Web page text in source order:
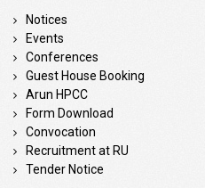
Notices
Events
Conferences
Guest House Booking
Arun HPCC
Form Download
Convocation
Recruitment at RU
Tender Notice